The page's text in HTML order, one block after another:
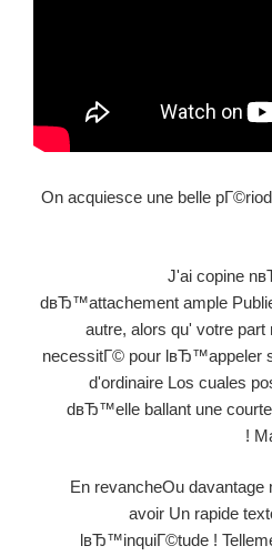
On acquiesce une belle
J'ai copine
dвЂ™attachement ample
autre, alors qu' votre
necessitГ© pour lвЂ™appeler
d'ordinaire Los cuales
dвЂ™elle ballant une
En revancheOu
avoir Un rapide
lвЂ™inquiГ©tude !